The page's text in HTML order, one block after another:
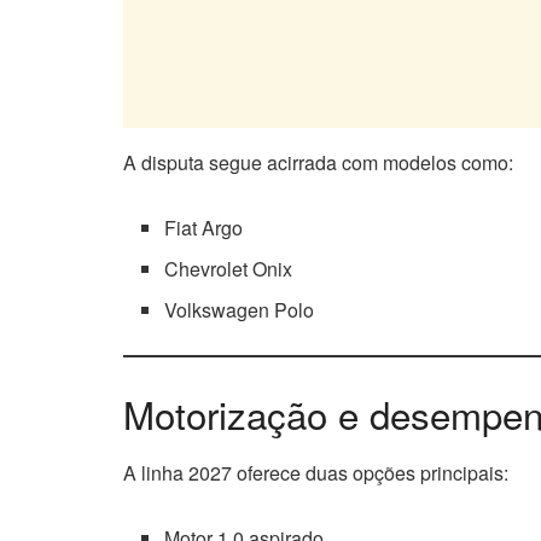
A disputa segue acirrada com modelos como:
Fiat Argo
Chevrolet Onix
Volkswagen Polo
Motorização e
A linha 2027 oferece duas opções principais: